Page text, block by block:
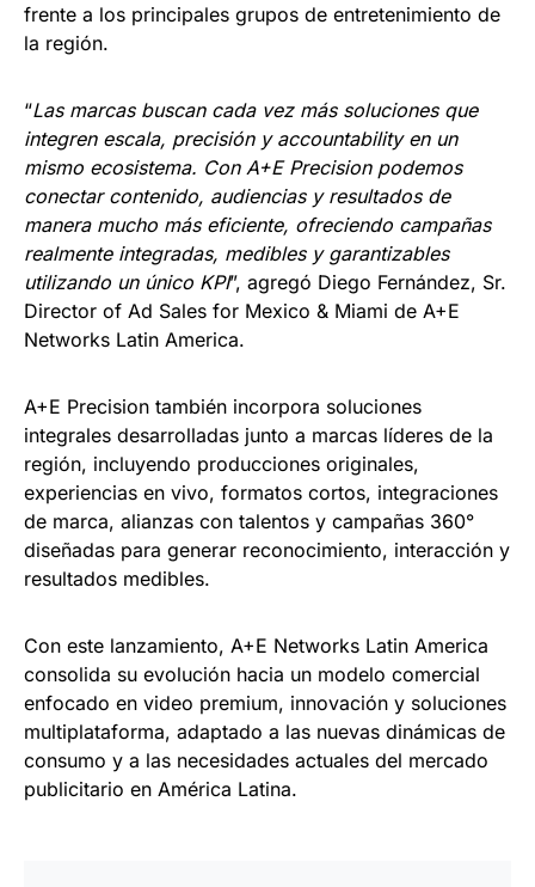
frente a los principales grupos de entretenimiento de
la región.
“Las marcas buscan cada vez más soluciones que
integren escala, precisión y accountability en un
mismo ecosistema. Con A+E Precision podemos
conectar contenido, audiencias y resultados de
manera mucho más eficiente, ofreciendo campañas
realmente integradas, medibles y garantizables
utilizando un único KPI”, agregó Diego Fernández, Sr.
Director of Ad Sales for Mexico & Miami de A+E
Networks Latin America.
A+E Precision también incorpora soluciones
integrales desarrolladas junto a marcas líderes de la
región, incluyendo producciones originales,
experiencias en vivo, formatos cortos, integraciones
de marca, alianzas con talentos y campañas 360°
diseñadas para generar reconocimiento, interacción y
resultados medibles.
Con este lanzamiento, A+E Networks Latin America
consolida su evolución hacia un modelo comercial
enfocado en video premium, innovación y soluciones
multiplataforma, adaptado a las nuevas dinámicas de
consumo y a las necesidades actuales del mercado
publicitario en América Latina.